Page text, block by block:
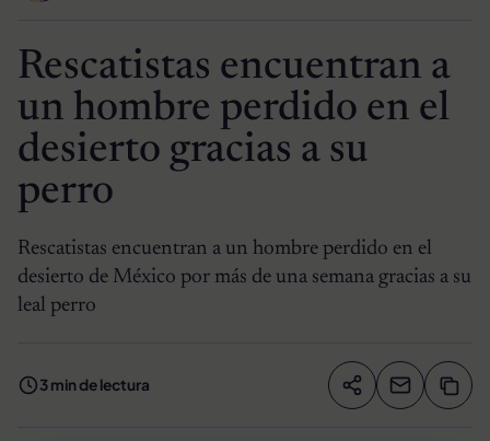
Rescatistas encuentran a
un hombre perdido en el
desierto gracias a su
perro
Rescatistas encuentran a un hombre perdido en el
desierto de México por más de una semana gracias a su
leal perro
3 min de lectura Compartir